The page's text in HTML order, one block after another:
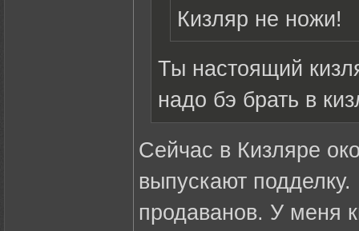
Кизляр не ножи!
Ты настоящий
надо бэ брать в
Сейчас в Кизляре
выпускают
продаванов. У меня